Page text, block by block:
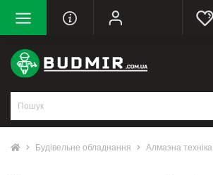
Будівельне обладнання Алмазна техніка